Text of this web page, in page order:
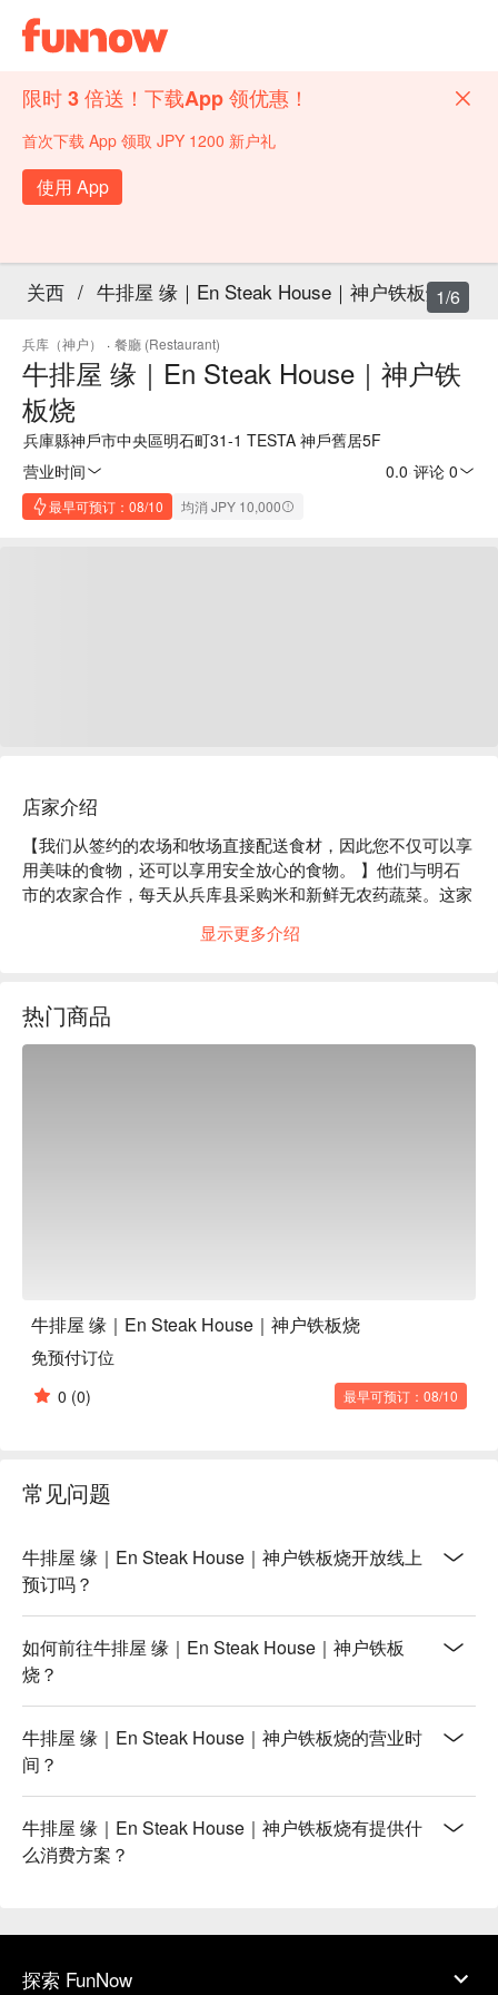
限时 3 倍送！下载App 领优惠！
首次下载 App 领取 JPY 1200 新户礼
使用 App
关西 / 牛排屋 缘｜En Steak House｜神户铁板烧
兵库（神户） · 餐廳 (Restaurant)
牛排屋 缘｜En Steak House｜神户铁
板烧
兵庫縣神戶市中央區明石町31-1 TESTA 神戶舊居5F
营业时间
0.0 评论 0
最早可预订：08/10 均消 JPY 10,000
1/6
店家介绍
【我们从签约的农场和牧场直接配送食材，因此您不仅可以享
用美味的食物，还可以享用安全放心的食物。 】他们与明石
市的农家合作，每天从兵库县采购米和新鲜无农药蔬菜。这家
肉。神户牛肉以其鲜嫩细腻的口感和浓郁的风味而闻名，烤至
「汉堡牛排」的儿童套餐和单点菜单，方便全家分享美味。店
内氛围简约奢华，空间舒适，非常适合约会和商务洽谈。您可
显示更多介绍
热门商品
牛排屋 缘｜En Steak House｜神户铁板烧
免预付订位
0 (0) 最早可预订：08/10
常见问题
牛排屋 缘｜En Steak House｜神户铁板烧开放线上
预订吗？
如何前往牛排屋 缘｜En Steak House｜神户铁板
烧？
牛排屋 缘｜En Steak House｜神户铁板烧的营业时
间？
牛排屋 缘｜En Steak House｜神户铁板烧有提供什
么消费方案？
探索 FunNow